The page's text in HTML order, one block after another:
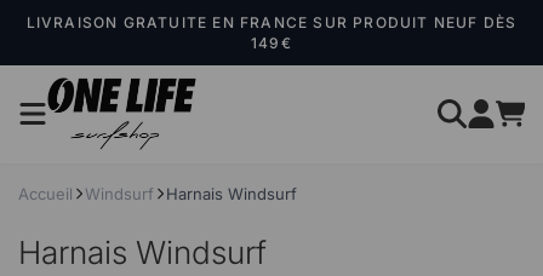
LIVRAISON GRATUITE EN FRANCE SUR PRODUIT NEUF DÈS
149€
Accueil Windsurf Harnais Windsurf
Harnais Windsurf